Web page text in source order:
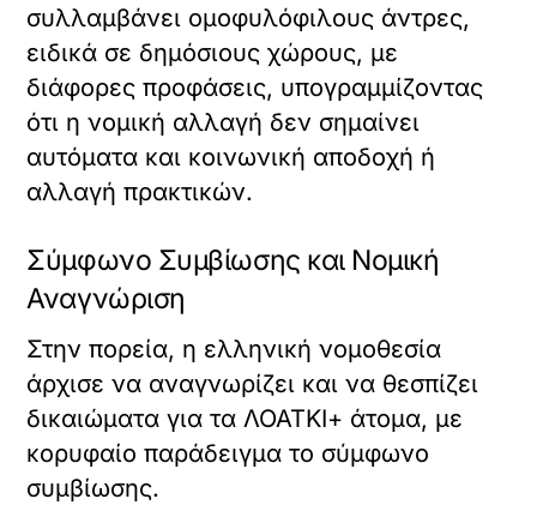
συλλαμβάνει ομοφυλόφιλους άντρες,
ειδικά σε δημόσιους χώρους, με
διάφορες προφάσεις, υπογραμμίζοντας
ότι η νομική αλλαγή δεν σημαίνει
αυτόματα και κοινωνική αποδοχή ή
αλλαγή πρακτικών.
Σύμφωνο Συμβίωσης και Νομική
Αναγνώριση
Στην πορεία, η ελληνική νομοθεσία
άρχισε να αναγνωρίζει και να θεσπίζει
δικαιώματα για τα ΛΟΑΤΚΙ+ άτομα, με
κορυφαίο παράδειγμα το σύμφωνο
συμβίωσης.